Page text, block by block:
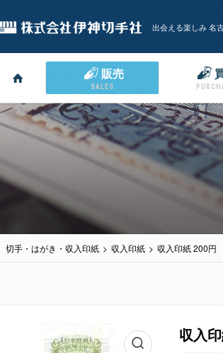
出会える楽しみ 名
販売
SALES
切手・はがき・収入印紙 > 収入印紙 > 収入印紙 200円
収入